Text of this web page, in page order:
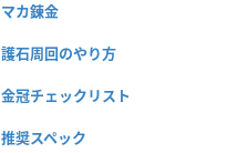
マカ錬金
護石周回のやり方
金冠チェックリスト
推奨スペック